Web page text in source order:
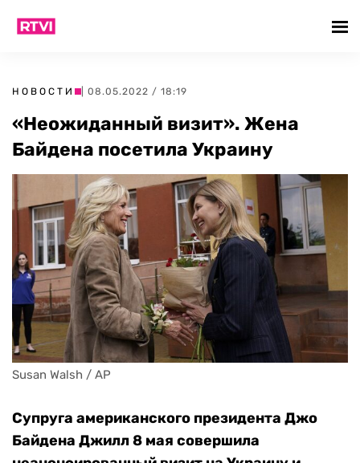
НОВОСТИ | 08.05.2022 / 18:19
«Неожиданный визит». Жена
Байдена посетила Украину
Susan Walsh / AP
Супруга американского президента Джо
Байдена Джилл 8 мая совершила